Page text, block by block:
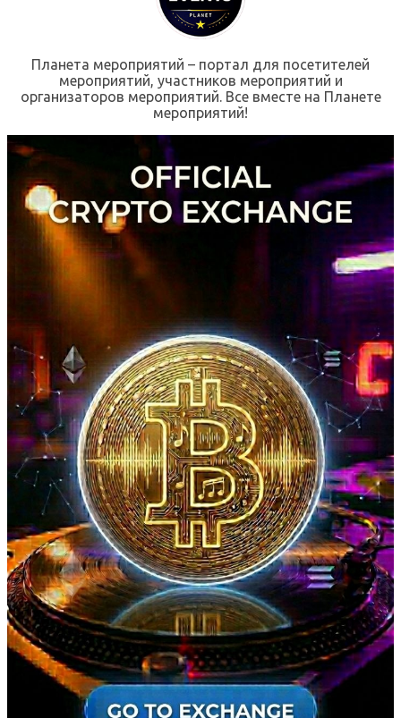
Планета мероприятий – портал для посетителей
мероприятий, участников мероприятий и
организаторов мероприятий. Все вместе на Планете
мероприятий!